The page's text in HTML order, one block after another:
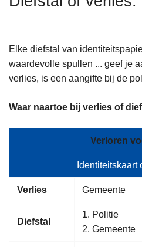
Elke diefstal van
waardevolle spullen ... geef je
verlies, is een aangifte bij de
Waar naartoe bij verlies of
Verloren
Identiteitskaart
Verlies Gemeente
Diefstal
1. Politie
2. Gemeente